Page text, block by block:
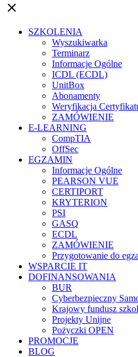
clear
SZKOLENIA
Wyszukiwarka
Terminarz
Informacje Ogólne
ICDL (ECDL)
UnitBox
Abonamenty
Weryfikacja
ZAMÓWIENIE
E-LEARNING
CompTIA
OffSec
EGZAMIN
Informacje Ogólne
PEARSON VUE
CERTIPORT
KRYTERION
PSI
GASQ
ECDL
ZAMÓWIENIE
Przygotowanie do
WSPARCIE IT
DOFINANSOWANIA
BUR
Cyberbezpieczny
Krajowy fundusz
Projekty Unijne
Pożyczki OPEN
PROMOCJE
BLOG